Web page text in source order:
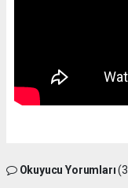
Okuyucu Yorumları